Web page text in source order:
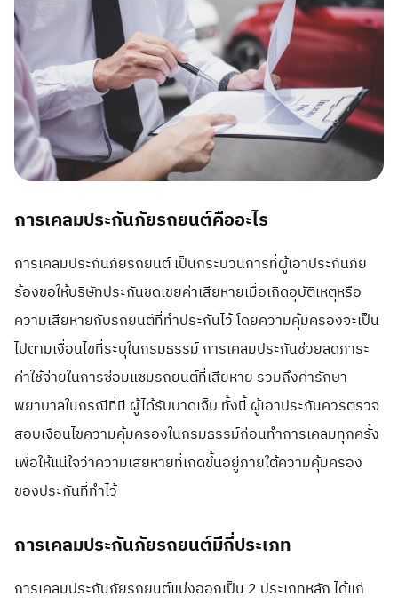
การเคลมประกันภัยรถยนต์คืออะไร
การเคลมประกันภัยรถยนต์ เป็นกระบวนการที่ผู้เอาประกันภัย
ร้องขอให้บริษัทประกันชดเชยค่าเสียหายเมื่อเกิดอุบัติเหตุหรือ
ความเสียหายกับรถยนต์ที่ทำประกันไว้ โดยความคุ้มครองจะเป็น
ไปตามเงื่อนไขที่ระบุในกรมธรรม์ การเคลมประกันช่วยลดภาระ
ค่าใช้จ่ายในการซ่อมแซมรถยนต์ที่เสียหาย รวมถึงค่ารักษา
พยาบาลในกรณีที่มี ผู้ได้รับบาดเจ็บ ทั้งนี้ ผู้เอาประกันควรตรวจ
สอบเงื่อนไขความคุ้มครองในกรมธรรม์ก่อนทำการเคลมทุกครั้ง
เพื่อให้แน่ใจว่าความเสียหายที่เกิดขึ้นอยู่ภายใต้ความคุ้มครอง
ของประกันที่ทำไว้
การเคลมประกันภัยรถยนต์มีกี่ประเภท
การเคลมประกันภัยรถยนต์แบ่งออกเป็น 2 ประเภทหลัก ได้แก่